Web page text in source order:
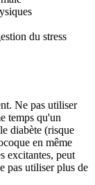
du stress
Ne pas utiliser
temps qu'un
diabète (risque
en même
excitantes, peut
pas utiliser plus de